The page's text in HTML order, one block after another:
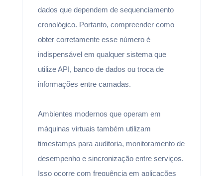
dados que dependem de sequenciamento
cronológico. Portanto, compreender como
obter corretamente esse número é
indispensável em qualquer sistema que
utilize API, banco de dados ou troca de
informações entre camadas.
Ambientes modernos que operam em
máquinas virtuais também utilizam
timestamps para auditoria, monitoramento de
desempenho e sincronização entre serviços.
Isso ocorre com frequência em aplicações